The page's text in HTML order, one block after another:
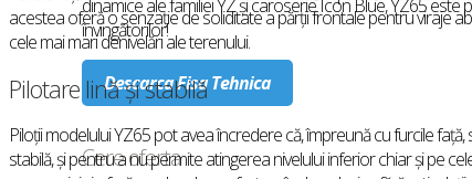
dinamice ale familiei YZ și caroserie Icon Blue, YZ65 este
învingătorilor!
Descarca Fisa Tehnica
Cere oferta
acestea oferă o senzație de soliditate a părții frontale pentru viraje
cele mai mari denivelări ale terenului.
Pilotare lină și stabilă
Piloții modelului YZ65 pot avea încredere că, împreună cu furcile
stabilă, și pentru a nu permite atingerea nivelului inferior chiar și pe